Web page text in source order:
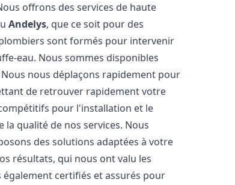
offrons des services de haute
Andelys, que ce soit pour des
sont formés pour intervenir
eau. Nous sommes disponibles
nous déplaçons rapidement pour
de retrouver rapidement votre
pour l'installation et le
la qualité de nos services. Nous
des solutions adaptées à votre
résultats, qui nous ont valu les
certifiés et assurés pour